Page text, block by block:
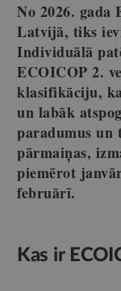
No 2026. gada
Latvijā, tiks
Individuālā
ECOICOP 2.
klasifikāciju,
un labāk
paradumus un
pārmaiņas,
piemērot
februārī.
Kas ir